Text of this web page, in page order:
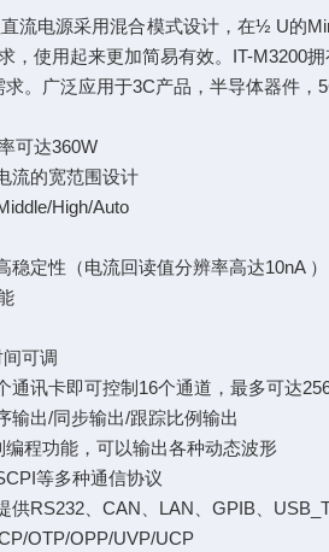
流电源采用混合模式设计，在½ U的
，使用起来更加简易有效。IT-M3200
。广泛应用于3C产品，半导体器件，
可达360W
流的宽范围设计
High/Auto
稳定性（电流回读值分辨率高达10nA ）
可调
通讯卡即可控制16个通道，最多可达
输出/同步输出/跟踪比例输出
编程功能，可以输出各种动态波形
等多种通信协议
供RS232、CAN、LAN、GPIB、
OTP/OPP/UVP/UCP